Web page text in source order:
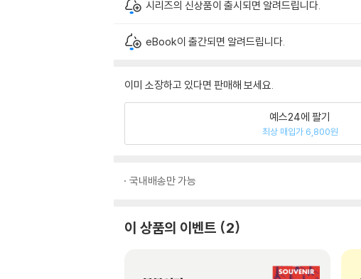
시리즈의 신상품이 출시되면 알려드립니다.
eBook이 출간되면 알려드립니다.
이미 소장하고 있다면 판매해 보세요.
예스24에 팔기
최상 매입가 6,800원
국내배송만 가능
이 상품의 이벤트 2